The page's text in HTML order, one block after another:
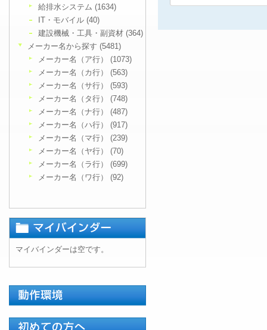
給排水システム (1634)
IT・モバイル (40)
建設機械・工具・副資材 (364)
メーカー名から探す (5481)
メーカー名（ア行） (1073)
メーカー名（カ行） (563)
メーカー名（サ行） (593)
メーカー名（タ行） (748)
メーカー名（ナ行） (487)
メーカー名（ハ行） (917)
メーカー名（マ行） (239)
メーカー名（ヤ行） (70)
メーカー名（ラ行） (699)
メーカー名（ワ行） (92)
マイバインダーは空です。